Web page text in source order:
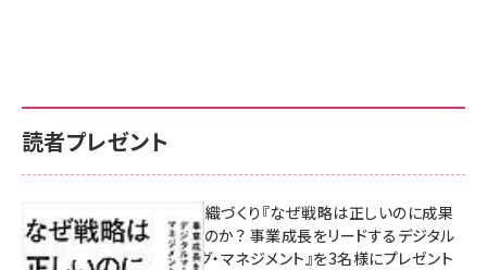
読者プレゼント
成果を生む組織づくり『なぜ戦略は正しいのに成果
があがらないのか？ 事業成長をリードするデジタル
マーケティング・マネジメント』を3名様にプレゼント